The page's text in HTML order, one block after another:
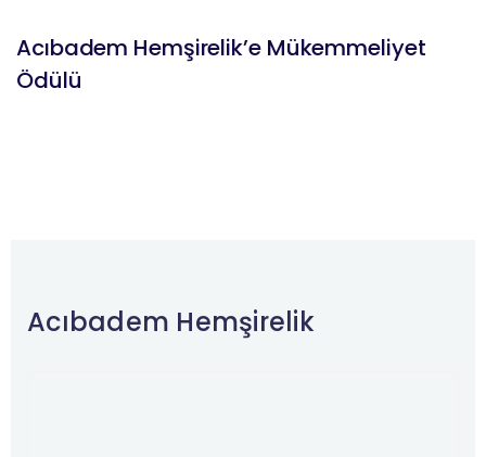
Acıbadem Hemşirelik’e Mükemmeliyet
Ödülü
Acıbadem Hemşirelik